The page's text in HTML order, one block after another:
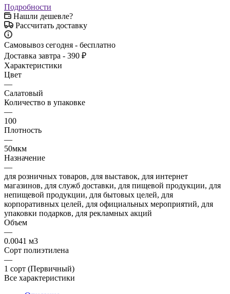
Подробности
Нашли дешевле?
Рассчитать доставку
Самовывоз сегодня - бесплатно
Доставка завтра - 390 ₽
Характеристики
Цвет
—
Салатовый
Количество в упаковке
—
100
Плотность
—
50мкм
Назначение
—
для розничных товаров, для выставок, для интернет
магазинов, для служб доставки, для пищевой продукции, для
непищевой продукции, для бытовых целей, для
корпоративных целей, для официальных мероприятий, для
упаковки подарков, для рекламных акций
Объем
—
0.0041 м3
Сорт полиэтилена
—
1 сорт (Первичный)
Все характеристики